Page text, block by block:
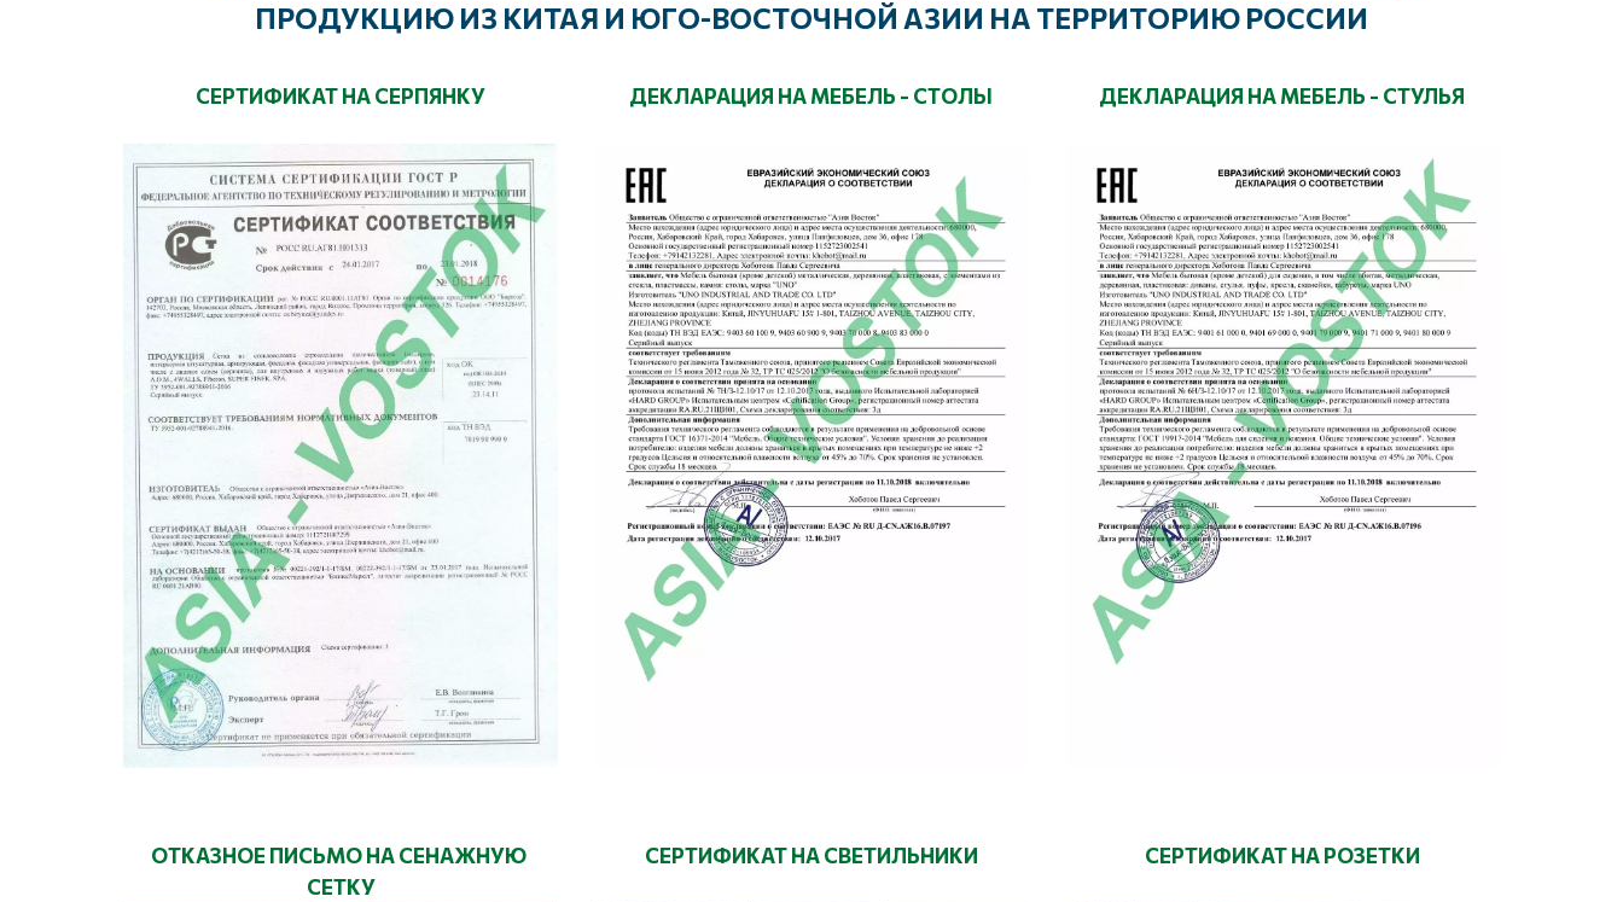
ПРОДУКЦИЮ ИЗ КИТАЯ И ЮГО-ВОСТОЧНОЙ АЗИИ НА ТЕРРИТОРИЮ РОССИИ
СЕРТИФИКАТ НА СЕРПЯНКУ ДЕКЛАРАЦИЯ НА МЕБЕЛЬ - СТОЛЫ ДЕКЛАРАЦИЯ НА МЕБЕЛЬ - СТУЛЬЯ
ОТКАЗНОЕ ПИСЬМО НА СЕНАЖНУЮ
СЕТКУ
СЕРТИФИКАТ НА СВЕТИЛЬНИКИ СЕРТИФИКАТ НА РОЗЕТКИ